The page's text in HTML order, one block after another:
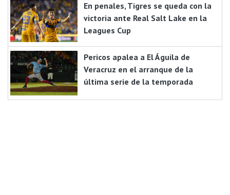
En penales, Tigres se queda con la
victoria ante Real Salt Lake en la
Leagues Cup
Pericos apalea a El Águila de
Veracruz en el arranque de la
última serie de la temporada